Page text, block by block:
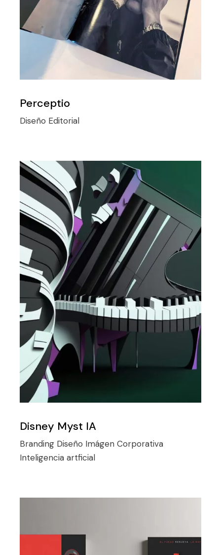
Perceptio
Diseño Editorial
Disney Myst IA
Branding Diseño Imágen Corporativa
Inteligencia artficial